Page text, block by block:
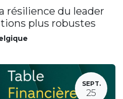
résilience du leader
plus robustes
SEPT.
25